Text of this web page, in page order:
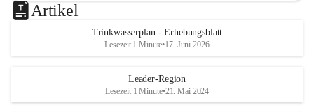
Artikel
Trinkwasserplan - Erhebungsblatt
Lesezeit 1 Minute•17. Juni 2026
Leader-Region
Lesezeit 1 Minute•21. Mai 2024